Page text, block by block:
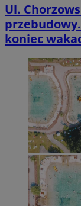
Ul.
koniec